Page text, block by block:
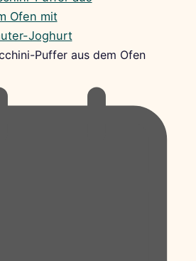
Puffer aus dem Ofen